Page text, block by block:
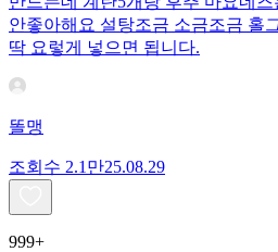
안좋아해요 설탕조금 소금조금 홀
딱 요렇게 넣으면 됩니다.
똘맹
조회수 2.1만25.08.29
999+